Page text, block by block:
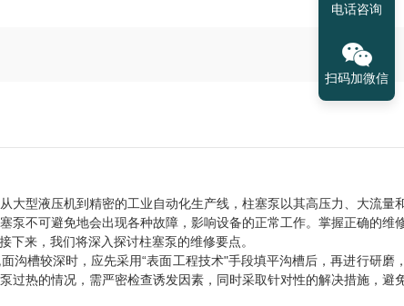
型液压机到精密的工业自动化生产线，柱塞泵以其高压力、大流量
不可避免地会出现各种故障，影响设备的正常工作。掌握正确的维
来，我们将深入探讨柱塞泵的维修要点。
沟槽较深时，应先采用“表面工程技术"手段填平沟槽后，再进行研磨
热的情况，需严密检查诱发因素，同时采取针对性的解决措施，避
电话咨询
扫码加微信